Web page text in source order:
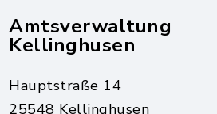
Amtsverwaltung
Kellinghusen
Hauptstraße 14
25548 Kellinghusen